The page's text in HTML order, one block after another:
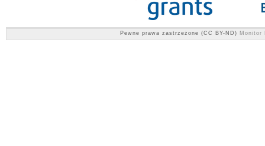
Pewne prawa zastrzeżone (CC BY-ND) Monitor